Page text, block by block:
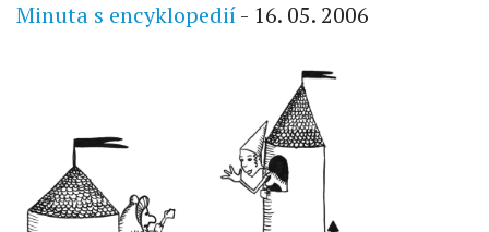
Minuta s encyklopedií- 16. 05. 2006